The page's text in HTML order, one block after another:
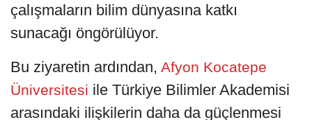
çalışmaların bilim dünyasına katkı
sunacağı öngörülüyor.
Bu ziyaretin ardından, Afyon Kocatepe
Üniversitesi ile Türkiye Bilimler Akademisi
arasındaki ilişkilerin daha da güçlenmesi